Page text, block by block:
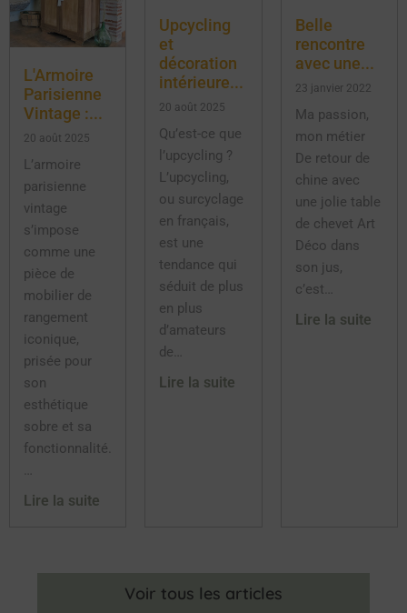
L'Armoire
Parisienne
Vintage :...
20 août 2025
L’armoire
parisienne
vintage
s’impose
comme une
pièce de
mobilier de
rangement
iconique,
prisée pour
son
esthétique
sobre et sa
fonctionnalité.
…
Lire la suite
Upcycling
et
décoration
intérieure...
20 août 2025
Qu’est-ce que
l’upcycling ?
L’upcycling,
ou surcyclage
en français,
est une
tendance qui
séduit de plus
en plus
d’amateurs
de…
Lire la suite
Belle
rencontre
avec une...
23 janvier 2022
Ma passion,
mon métier
De retour de
chine avec
une jolie table
de chevet Art
Déco dans
son jus,
c’est…
Lire la suite
Voir tous les articles